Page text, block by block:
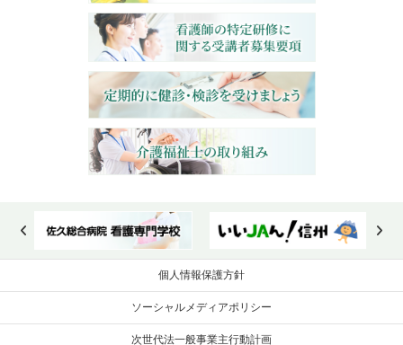
個人情報保護方針
ソーシャルメディアポリシー
次世代法一般事業主行動計画